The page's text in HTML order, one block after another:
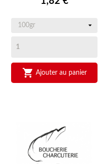
 Ajouter au panier